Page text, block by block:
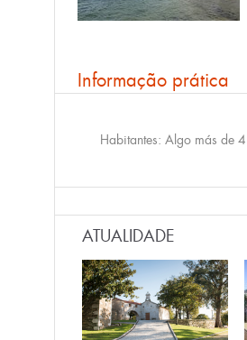
Informação prática
Habitantes: Algo más de
ATUALIDADE